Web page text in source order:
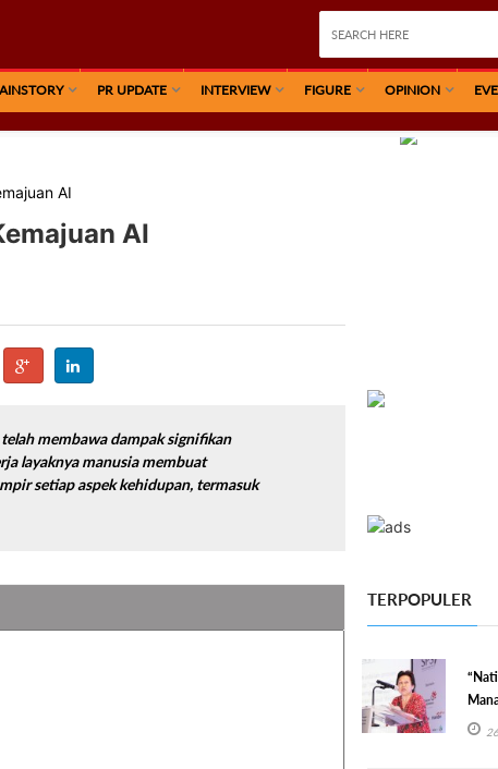
PR UPDATE INTERVIEW FIGURE OPINION
AI
AI
membawa dampak signifikan
layaknya manusia membuat
setiap aspek kehidupan, termasuk
TERPOPULER